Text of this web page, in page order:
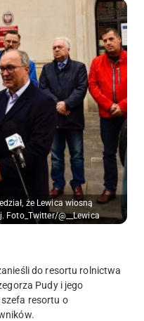
że Lewica wiosną
Foto_Twitter/@__Lewica
do resortu rolnictwa
Pudy i jego
resortu o